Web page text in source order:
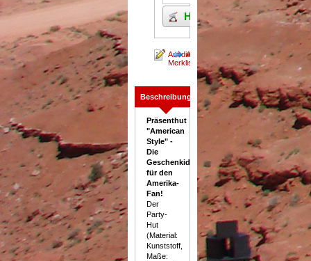
Hinzufügen zum
Beschreibung
Präsenthut
"American
Style" -
Die
Geschenkidee
für den
Amerika-
Fan!
Der
Party-
Hut
(Material:
Kunststoff,
Maße: